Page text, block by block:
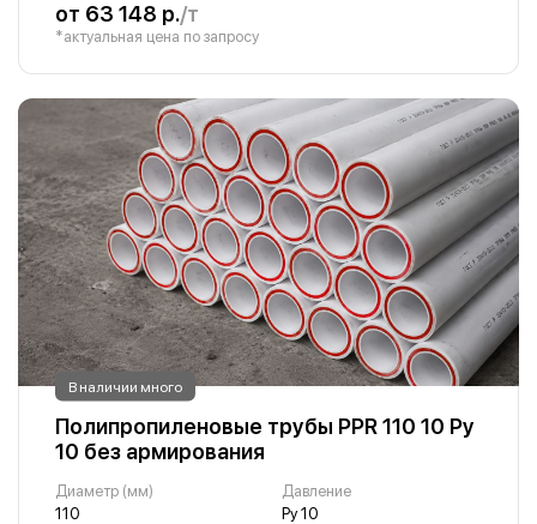
от 63 148 р./т
*актуальная цена по запросу
В наличии много
Полипропиленовые трубы PPR 110 10 Ру
10 без армирования
Диаметр (мм)
110
Давление
Ру 10